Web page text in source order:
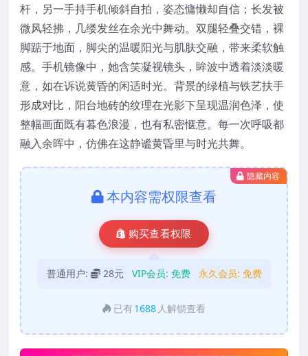
杆，另一手持手机倾斜自拍，姿态慵懒却自信；长发被
微风轻拂，几缕发丝在余光中舞动。双腿轻叠交错，裸
脚踮于地面，脚尖的温暖阳光与肌肤交融，带来柔软触
感。手机镜像中，她含笑凝视镜头，眸波中透着淡淡暖
意，如在诉说黄昏的闲适时光。背景的绿植与铁艺扶手
形成对比，阳台地砖的纹理在光影下呈现温润色泽，使
整幅画面既有暮色浪漫，也有私密惬意。每一次呼吸都
融入余晖中，仿佛在这静谧黄昏里与时光共舞。
隐藏内容
本内容需权限查看
购买查看权限
普通用户: 28元 VIP会员: 免费 永久会员: 免费
已有 1688 人解锁查看